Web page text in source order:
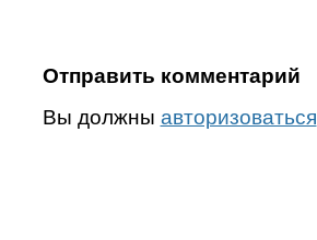
Отправить комментарий
Вы должны авторизоваться